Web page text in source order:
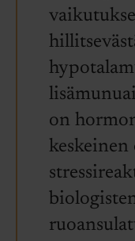
on
keskeinen